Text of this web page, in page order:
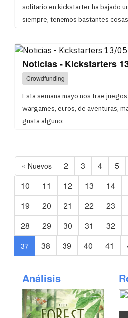
solitario en kickstarter ha bajado
siempre, tenemos bastantes
Noticias - Kickstarters
Crowdfunding
Esta semana mayo nos trae
wargames, euros, de aventuras,
gusta alguno:
« Nuevos 2 3 4 5
10
11 12 13 14
19
20 21 22 23
28
29 30 31 32
37(current)
38 39 40 41
Análisis